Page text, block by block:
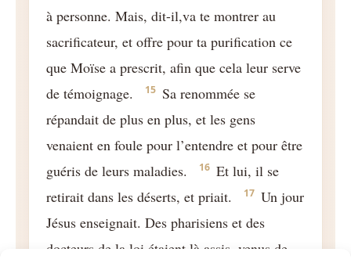
à personne. Mais, dit-il,va te montrer au
sacrificateur, et offre pour ta purification ce
que Moïse a prescrit, afin que cela leur serve
de témoignage.
15 Sa renommée se
répandait de plus en plus, et les gens
venaient en foule pour l’entendre et pour être
guéris de leurs maladies.
16 Et lui, il se
retirait dans les déserts, et priait.
17 Un jour
Jésus enseignait. Des pharisiens et des
docteurs de la loi étaient là assis, venus de